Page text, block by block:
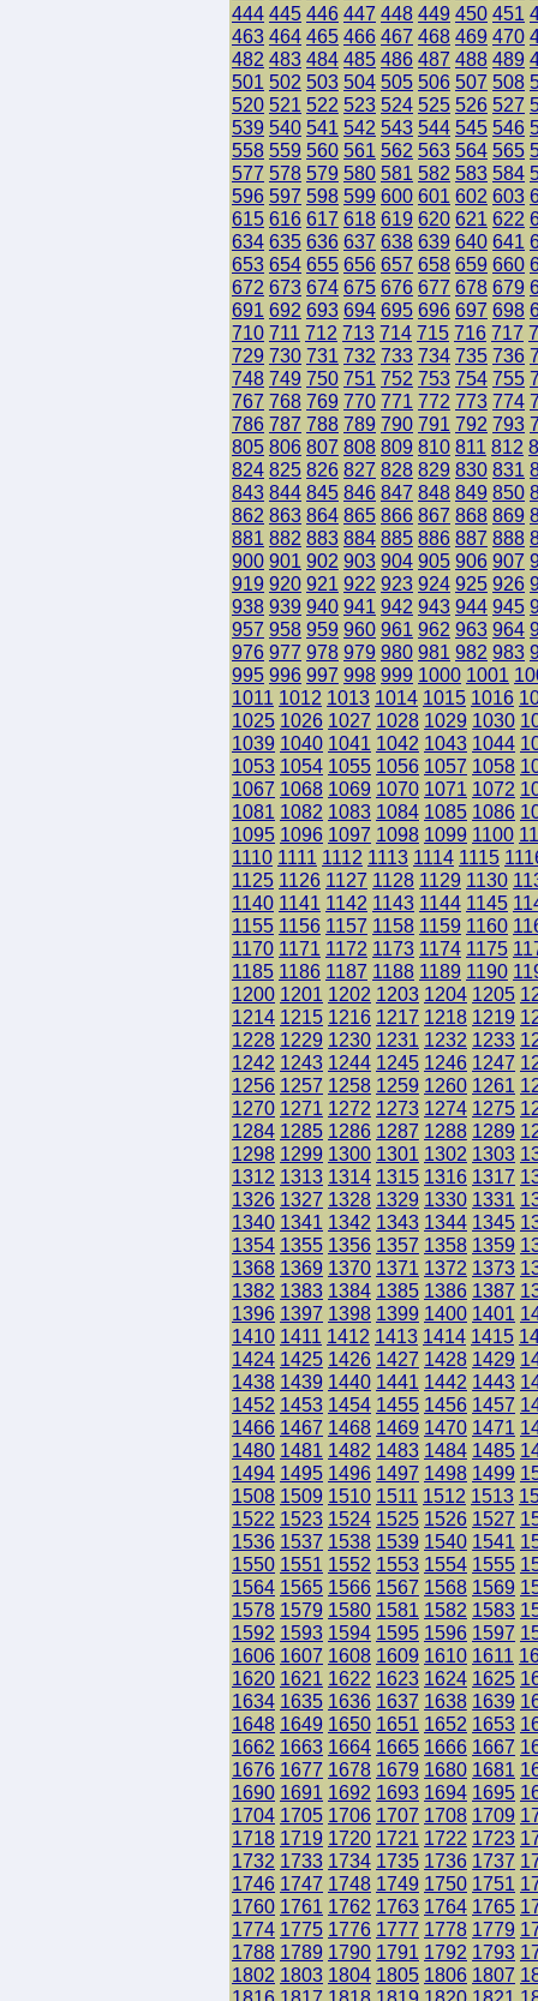
444 445 446 447 448 449 450 451
463 464 465 466 467 468 469 470
482 483 484 485 486 487 488 489
501 502 503 504 505 506 507 508
520 521 522 523 524 525 526 527
539 540 541 542 543 544 545 546
558 559 560 561 562 563 564 565
577 578 579 580 581 582 583 584
596 597 598 599 600 601 602 603
615 616 617 618 619 620 621 622
634 635 636 637 638 639 640 641
653 654 655 656 657 658 659 660
672 673 674 675 676 677 678 679
691 692 693 694 695 696 697 698
710 711 712 713 714 715 716 717
729 730 731 732 733 734 735 736
748 749 750 751 752 753 754 755
767 768 769 770 771 772 773 774
786 787 788 789 790 791 792 793
805 806 807 808 809 810 811 812
824 825 826 827 828 829 830 831
843 844 845 846 847 848 849 850
862 863 864 865 866 867 868 869
881 882 883 884 885 886 887 888
900 901 902 903 904 905 906 907
919 920 921 922 923 924 925 926
938 939 940 941 942 943 944 945
957 958 959 960 961 962 963 964
976 977 978 979 980 981 982 983
995 996 997 998 999 1000 1001
1011 1012 1013 1014 1015 1016
1025 1026 1027 1028 1029 1030
1039 1040 1041 1042 1043 1044
1053 1054 1055 1056 1057 1058
1067 1068 1069 1070 1071 1072
1081 1082 1083 1084 1085 1086
1095 1096 1097 1098 1099 1100
1110 1111 1112 1113 1114 1115
1125 1126 1127 1128 1129 1130
1140 1141 1142 1143 1144 1145
1155 1156 1157 1158 1159 1160
1170 1171 1172 1173 1174 1175
1185 1186 1187 1188 1189 1190
1200 1201 1202 1203 1204 1205
1214 1215 1216 1217 1218 1219
1228 1229 1230 1231 1232 1233
1242 1243 1244 1245 1246 1247
1256 1257 1258 1259 1260 1261
1270 1271 1272 1273 1274 1275
1284 1285 1286 1287 1288 1289
1298 1299 1300 1301 1302 1303
1312 1313 1314 1315 1316 1317
1326 1327 1328 1329 1330 1331
1340 1341 1342 1343 1344 1345
1354 1355 1356 1357 1358 1359
1368 1369 1370 1371 1372 1373
1382 1383 1384 1385 1386 1387
1396 1397 1398 1399 1400 1401
1410 1411 1412 1413 1414 1415
1424 1425 1426 1427 1428 1429
1438 1439 1440 1441 1442 1443
1452 1453 1454 1455 1456 1457
1466 1467 1468 1469 1470 1471
1480 1481 1482 1483 1484 1485
1494 1495 1496 1497 1498 1499
1508 1509 1510 1511 1512 1513
1522 1523 1524 1525 1526 1527
1536 1537 1538 1539 1540 1541
1550 1551 1552 1553 1554 1555
1564 1565 1566 1567 1568 1569
1578 1579 1580 1581 1582 1583
1592 1593 1594 1595 1596 1597
1606 1607 1608 1609 1610 1611
1620 1621 1622 1623 1624 1625
1634 1635 1636 1637 1638 1639
1648 1649 1650 1651 1652 1653
1662 1663 1664 1665 1666 1667
1676 1677 1678 1679 1680 1681
1690 1691 1692 1693 1694 1695
1704 1705 1706 1707 1708 1709
1718 1719 1720 1721 1722 1723
1732 1733 1734 1735 1736 1737
1746 1747 1748 1749 1750 1751
1760 1761 1762 1763 1764 1765
1774 1775 1776 1777 1778 1779
1788 1789 1790 1791 1792 1793
1802 1803 1804 1805 1806 1807